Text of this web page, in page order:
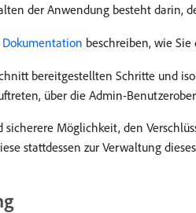
der Anwendung besteht darin,
beschreiben, wie
bereitgestellten Schritte und
über die Admin-
sicherere Möglichkeit, den
stattdessen zur Verwaltung